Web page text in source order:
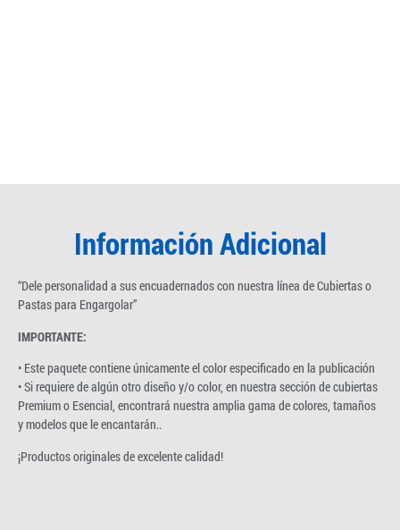
Información Adicional
“Dele personalidad a sus encuadernados con nuestra línea de Cubiertas o
Pastas para Engargolar”
IMPORTANTE:
• Este paquete contiene únicamente el color especificado en la publicación
• Si requiere de algún otro diseño y/o color, en nuestra sección de cubiertas
Premium o Esencial, encontrará nuestra amplia gama de colores, tamaños
y modelos que le encantarán..
¡Productos originales de excelente calidad!